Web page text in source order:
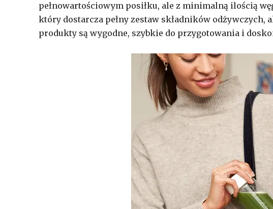
pełnowartościowym posiłku, ale z minimalną ilością
który dostarcza pełny zestaw składników odżywczych,
produkty są wygodne, szybkie do przygotowania i